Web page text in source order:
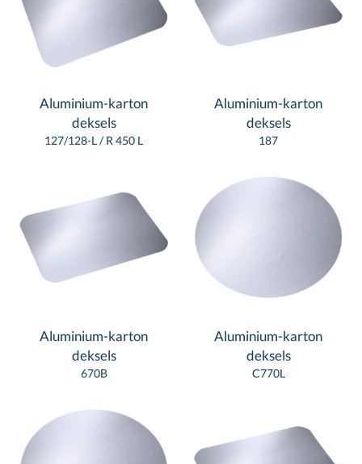
Aluminium-karton
deksels
127/128-L / R 450 L
Aluminium-karton
deksels
187
Aluminium-karton
deksels
670B
Aluminium-karton
deksels
C770L